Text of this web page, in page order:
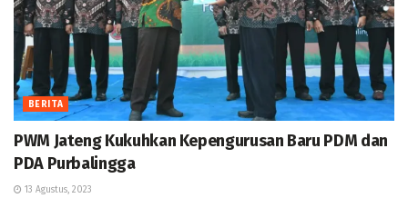
BERITA
PWM Jateng Kukuhkan Kepengurusan Baru PDM dan
PDA Purbalingga
13 Agustus, 2023